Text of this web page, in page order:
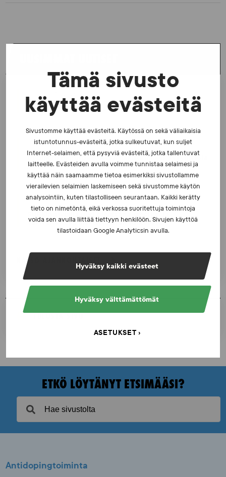
Tämä sivusto
käyttää evästeitä
Sivustomme käyttää evästeitä. Käytössä on sekä väliaikaisia
istuntotunnus-evästeitä, jotka sulkeutuvat, kun suljet
Internet-selaimen, että pysyviä evästeitä, jotka tallentuvat
laitteelle. Evästeiden avulla voimme tunnistaa selaimesi ja
käyttää näin saamaamme tietoa esimerkiksi sivustollamme
vierailevien selaimien laskemiseen sekä sivustomme käytön
analysointiin, kuten tilastolliseen seurantaan. Kaikki kerätty
tieto on nimetöntä, eikä verkossa suoritettuja toimintoja
voida sen avulla liittää tiettyyn henkilöön. Sivujen käyttöä
tilastoidaan Google Analyticsin avulla.
Hyväksy kaikki evästeet
Hyväksy välttämättömät
ASETUKSET
UUTISET - 5.8.2026
Iljukov SUEKin lääketieteelliseksi asiantuntijaksi
UUTISET - 16.7.2026
Dopingrikkomuspäätösten julkistaminen: kysymyksiä
ja vastauksia EUT:n ratkaisusta
UUTISET - 30.6.2026
SUEKin sivuilla uusi blogisarja urheilun ja
väkivaltaisten alakulttuurien suhteesta
KATSO AJANKOHTAISET
TULOSTA SIVU
ETKÖ LÖYTÄNYT ETSIMÄÄSI?
Antidopingtoiminta